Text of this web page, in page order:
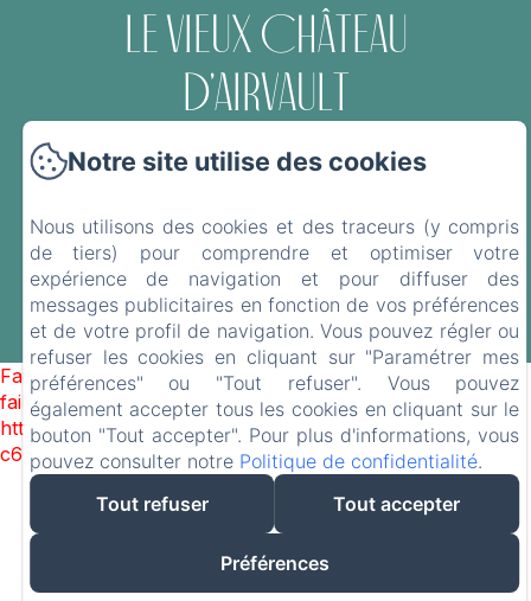
Le Vieux Château
d'Airvault
Informations sur les cookies
79600 , France
vieuxchateauairvault@yahoo.com
06 07 03 52 15
Créé par Amenitiz
Failed to load BookingEngine/index: Loading chunk 1322
failed. (missing:
https://d1cmur5l0xva3h.cloudfront.net/packs/1322-
c6e932f9d3d27b65-1bf7c4dc6a241241.js)
Notre site utilise des cookies
Nous utilisons des cookies et des traceurs (y compris
de tiers) pour comprendre et optimiser votre
expérience de navigation et pour diffuser des
messages publicitaires en fonction de vos préférences
et de votre profil de navigation. Vous pouvez régler ou
refuser les cookies en cliquant sur "Paramétrer mes
préférences" ou "Tout refuser". Vous pouvez
également accepter tous les cookies en cliquant sur le
bouton "Tout accepter". Pour plus d'informations, vous
pouvez consulter notre Politique de confidentialité.
Tout refuser
Tout accepter
Préférences